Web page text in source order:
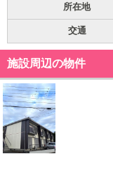
所在地
交通
施設周辺の物件